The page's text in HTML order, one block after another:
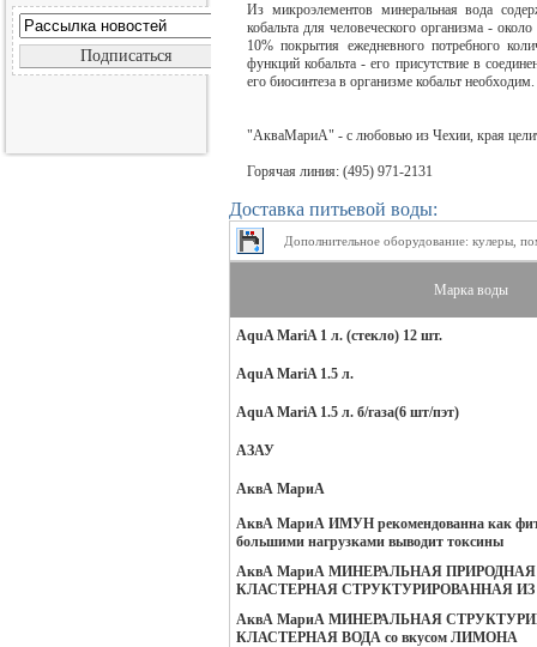
Из микроэлементов минеральная вода
кобальта для человеческого организма -
10% покрытия ежедневного потребного
функций кобальта - его присутствие в
его биосинтеза в организме кобальт необходим.
"АкваМариА" - с любовью из Чехии, края
Горячая линия: (495) 971-2131
Доставка питьевой воды:
Дополнительное оборудование: кулеры,
Марка воды
AquA MariA 1 л. (стекло) 12 шт.
AquA MariA 1.5 л.
AquA MariA 1.5 л. б/газа(6 шт/пэт)
АЗАУ
АквА МариА
АквА МариА ИМУН рекомендованна как
большими нагрузками выводит токсины
АквА МариА МИНЕРАЛЬНАЯ
КЛАСТЕРНАЯ СТРУКТУРИРОВАННАЯ
АквА МариА МИНЕРАЛЬНАЯ
КЛАСТЕРНАЯ ВОДА со вкусом ЛИМОНА